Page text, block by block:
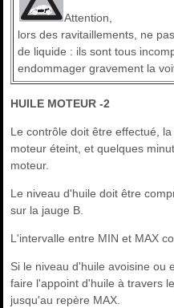
Attention,
lors des ravitaillements, ne
de liquide : ils sont tous
endommager gravement la
HUILE MOTEUR -2
Le contrôle doit être effectué,
moteur éteint, et quelques
moteur.
Le niveau d'huile doit être
sur la jauge B.
L'intervalle entre MIN et MAX
Si le niveau d'huile avoisine ou
faire l'appoint d'huile à travers
jusqu'au repère MAX.